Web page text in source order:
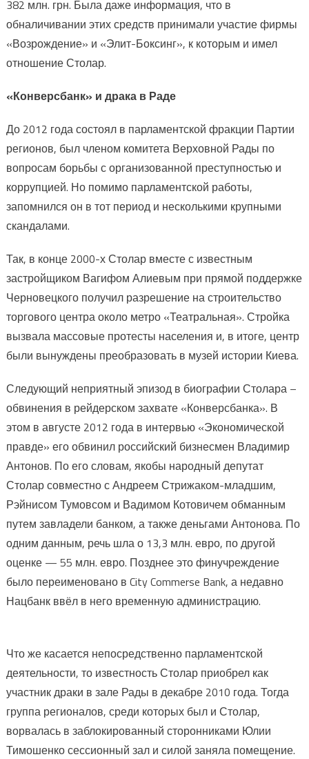
382 млн. грн. Была даже информация, что в
обналичивании этих средств принимали участие фирмы
«Возрождение» и «Элит-Боксинг», к которым и имел
отношение Столар.
«Конверсбанк» и драка в Раде
До 2012 года состоял в парламентской фракции Партии
регионов, был членом комитета Верховной Рады по
вопросам борьбы с организованной преступностью и
коррупцией. Но помимо парламентской работы,
запомнился он в тот период и несколькими крупными
скандалами.
Так, в конце 2000-х Столар вместе с известным
застройщиком Вагифом Алиевым при прямой поддержке
Черновецкого получил разрешение на строительство
торгового центра около метро «Театральная». Стройка
вызвала массовые протесты населения и, в итоге, центр
были вынуждены преобразовать в музей истории Киева.
Следующий неприятный эпизод в биографии Столара –
обвинения в рейдерском захвате «Конверсбанка». В
этом в августе 2012 года в интервью «Экономической
правде» его обвинил российский бизнесмен Владимир
Антонов. По его словам, якобы народный депутат
Столар совместно с Андреем Стрижаком-младшим,
Рэйнисом Тумовсом и Вадимом Котовичем обманным
путем завладели банком, а также деньгами Антонова. По
одним данным, речь шла о 13,3 млн. евро, по другой
оценке — 55 млн. евро. Позднее это финучреждение
было переименовано в City Commerse Bank, а недавно
Нацбанк ввёл в него временную администрацию.
Что же касается непосредственно парламентской
деятельности, то известность Столар приобрел как
участник драки в зале Рады в декабре 2010 года. Тогда
группа регионалов, среди которых был и Столар,
ворвалась в заблокированный сторонниками Юлии
Тимошенко сессионный зал и силой заняла помещение.